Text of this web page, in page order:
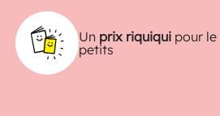
Un prix riquiqui pour le
petits